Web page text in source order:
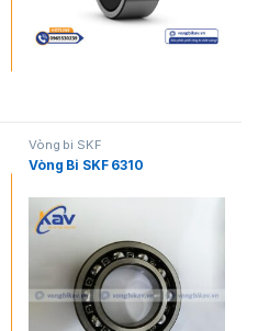
Vòng bi SKF
Vòng Bi SKF 6310